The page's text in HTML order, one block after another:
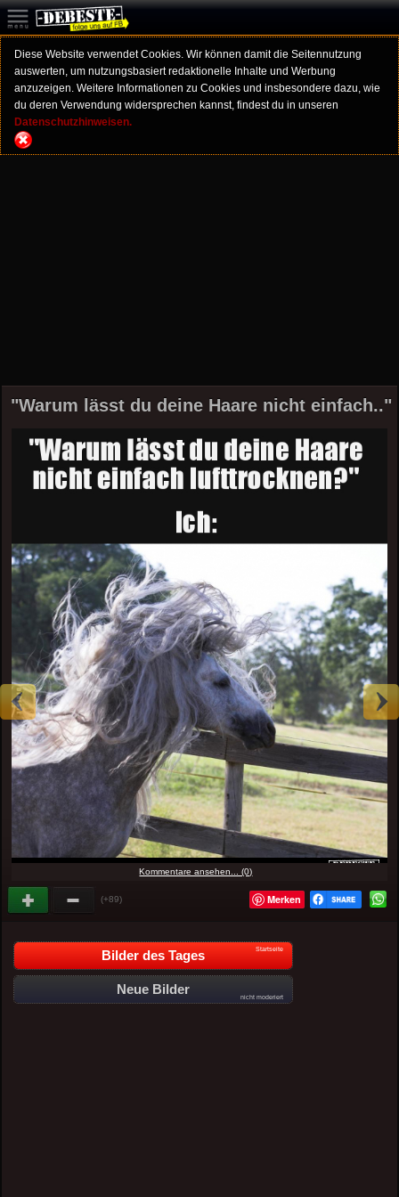
Diese Website verwendet Cookies. Wir können damit die Seitennutzung
auswerten, um nutzungsbasiert redaktionelle Inhalte und Werbung
anzuzeigen. Weitere Informationen zu Cookies und insbesondere dazu, wie
du deren Verwendung widersprechen kannst, findest du in unseren
Datenschutzhinweisen.
"Warum lässt du deine Haare nicht einfach.."
Kommentare ansehen... (0)
(+89) Merken
Bilder des Tages Startseite
Neue Bilder
nicht moderiert